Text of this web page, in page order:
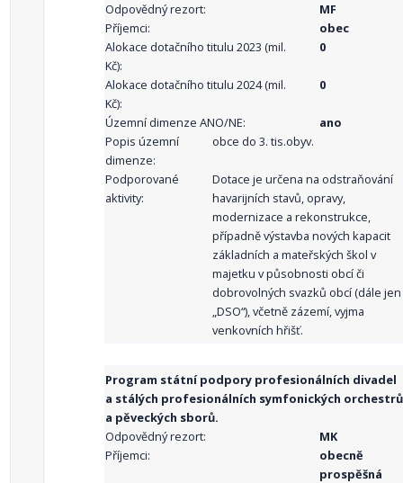
Odpovědný rezort:
MF
Příjemci:
obec
Alokace dotačního titulu 2023 (mil.
Kč):
0
Alokace dotačního titulu 2024 (mil.
Kč):
0
Územní dimenze ANO/NE:
ano
Popis územní
dimenze:
obce do 3. tis.obyv.
Podporované
aktivity:
Dotace je určena na odstraňování
havarijních stavů, opravy,
modernizace a rekonstrukce,
případně výstavba nových kapacit
základních a mateřských škol v
majetku v působnosti obcí či
dobrovolných svazků obcí (dále jen
„DSO“), včetně zázemí, vyjma
venkovních hřišť.
Program státní podpory profesionálních divadel
a stálých profesionálních symfonických orchestrů
a pěveckých sborů.
Odpovědný rezort:
MK
Příjemci:
obecně
prospěšná